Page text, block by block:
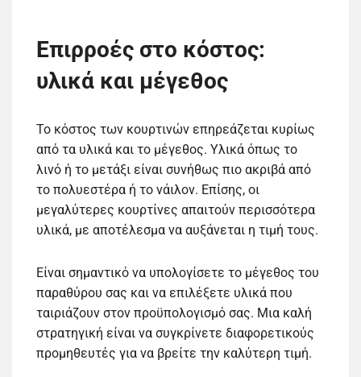
Επιρροές στο κόστος:
υλικά και μέγεθος
Το κόστος των κουρτινών επηρεάζεται κυρίως
από τα υλικά και το μέγεθος. Υλικά όπως το
λινό ή το μετάξι είναι συνήθως πιο ακριβά από
το πολυεστέρα ή το νάιλον. Επίσης, οι
μεγαλύτερες κουρτίνες απαιτούν περισσότερα
υλικά, με αποτέλεσμα να αυξάνεται η τιμή τους.
Είναι σημαντικό να υπολογίσετε το μέγεθος του
παραθύρου σας και να επιλέξετε υλικά που
ταιριάζουν στον προϋπολογισμό σας. Μια καλή
στρατηγική είναι να συγκρίνετε διαφορετικούς
προμηθευτές για να βρείτε την καλύτερη τιμή.